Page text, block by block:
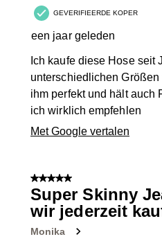
GEVERIFIEERDE KOPER
een jaar geleden
Ich kaufe diese Hose seit
unterschiedlichen
ihm perfekt und hält auch
ich wirklich empfehlen
Met Google vertalen
5 van 5 sterren.
Super Skinny
wir jederzeit
Monika